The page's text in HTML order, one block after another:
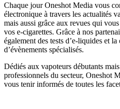
Chaque jour Oneshot Media vous
électronique à travers les actualités
mais aussi grâce aux revues qui
vos e-cigarettes. Grâce à nos
également des tests d’e-liquides et
d’évènements spécialisés.
Dédiés aux vapoteurs débutants
professionnels du secteur, Oneshot
vous tenir informés de toutes les